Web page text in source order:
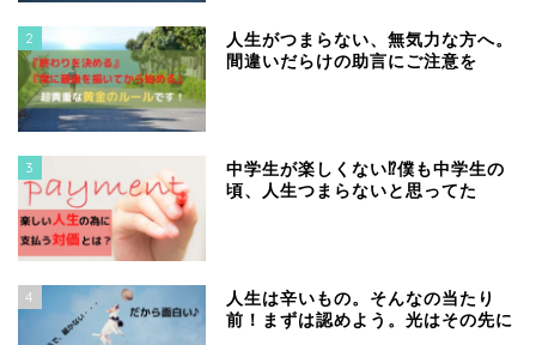
2
人生がつまらない、無気力な方へ。
間違いだらけの助言にご注意を
3
中学生が楽しくない⁉僕も中学生の
頃、人生つまらないと思ってた
4
人生は辛いもの。そんなの当たり
前！まずは認めよう。光はその先に